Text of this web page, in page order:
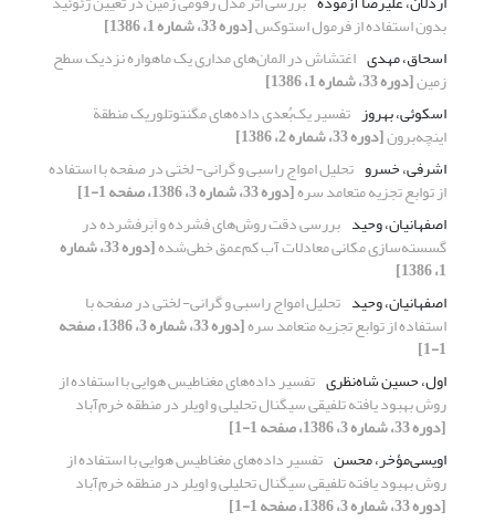
بدون استفاده از فرمول استوکس[دوره 33، شماره 1، 1386]
اسحاق، مهدی اغتشاش در المان‌های مداری یک ماهواره نزدیک سطح
زمین[دوره 33، شماره 1، 1386]
اسکوئی، بهروز تفسیر یک‌بُعدی داده‌‌های مگنتوتلوریک منطقة
اینچه‌برون[دوره 33، شماره 2، 1386]
اشرفی، خسرو تحلیل امواج راسبی و گرانی- لختی در صفحه با استفاده
از توابع تجزیه متعامد سره[دوره 33، شماره 3، 1386، صفحه 1-1]
اصفهانیان، وحید بررسی دقت روش‌های فشرده و اَبَرفشرده در
گسسته‌سازی مکانی معادلات آب کم‌عمق خطی‌شده [دوره 33، شماره
1، 1386]
اصفهانیان، وحید تحلیل امواج راسبی و گرانی- لختی در صفحه با
استفاده از توابع تجزیه متعامد سره [دوره 33، شماره 3، 1386، صفحه
1-1]
اول، حسین شاه‌نظری تفسیر داده‌های مغناطیس هوایی با استفاده از
روش بهبود یافته تلفیقی سیگنال تحلیلی و اویلر در منطقه خرم‌آباد
[دوره 33، شماره 3، 1386، صفحه 1-1]
اویسی‌مؤخر، محسن تفسیر داده‌های مغناطیس هوایی با استفاده از
روش بهبود یافته تلفیقی سیگنال تحلیلی و اویلر در منطقه خرم‌آباد
[دوره 33، شماره 3، 1386، صفحه 1-1]